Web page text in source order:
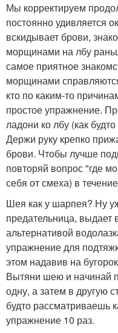
Мы корректируем
постоянно удивляется
вскидывает брови,
морщинами на лбу
самое приятное
морщинами
кто по каким-то
простое упражнение.
ладони ко лбу (как
Держи руку крепко
брови. Чтобы лучше
повторяй вопрос "где
себя от смеха) в
Шея как у шарпея? Ну
предательница,
альтернативой
упражнение для
этом надавив на
Вытяни шею и начинай
одну, а затем в другую
будто рассматриваешь
упражнение 10 раз.